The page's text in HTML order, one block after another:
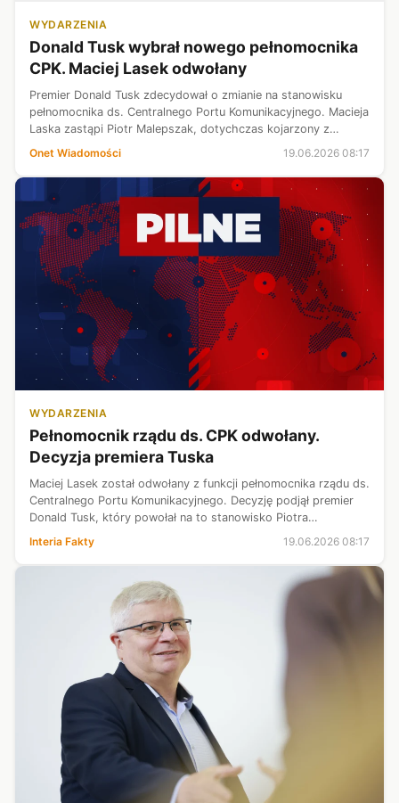
WYDARZENIA
Donald Tusk wybrał nowego pełnomocnika
CPK. Maciej Lasek odwołany
Premier Donald Tusk zdecydował o zmianie na stanowisku
pełnomocnika ds. Centralnego Portu Komunikacyjnego. Macieja
Laska zastąpi Piotr Malepszak, dotychczas kojarzony z
analizami i krytycznymi ocenami projektu CPK.
Onet Wiadomości 19.06.2026 08:17
WYDARZENIA
Pełnomocnik rządu ds. CPK odwołany.
Decyzja premiera Tuska
Maciej Lasek został odwołany z funkcji pełnomocnika rządu ds.
Centralnego Portu Komunikacyjnego. Decyzję podjął premier
Donald Tusk, który powołał na to stanowisko Piotra
do tej pory był o...
Interia Fakty 19.06.2026 08:17